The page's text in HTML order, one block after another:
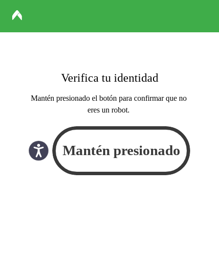
Verifica tu identidad
Mantén presionado el botón para confirmar que no
eres un robot.